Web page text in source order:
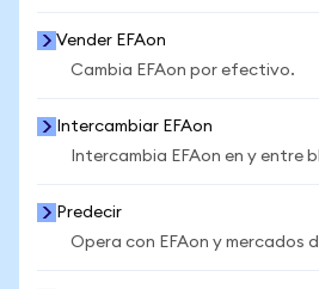
Vender EFAon
Cambia EFAon por efectivo.
Intercambiar EFAon
Intercambia EFAon en y entre
Predecir
Opera con EFAon y mercados